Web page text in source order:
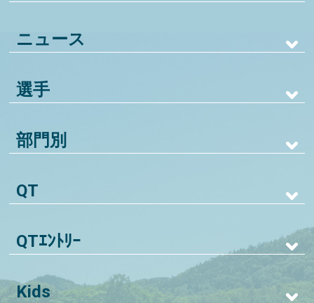
ニュース
選手
部門別
QT
QTｴﾝﾄﾘｰ
Kids